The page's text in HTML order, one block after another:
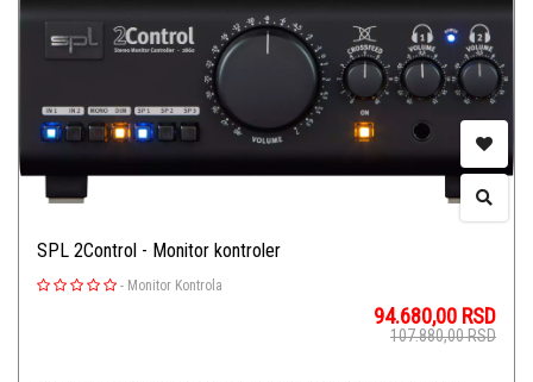
SPL 2Control - Monitor kontroler
- Monitor Kontrola
94.680,00 RSD
107.880,00RSD